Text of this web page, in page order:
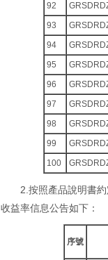
92
93
94
95
96
97
98
99
100
2.按照產品說明書
收益率信息公告如下：
序號